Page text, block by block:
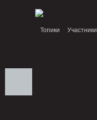
Топики Участники